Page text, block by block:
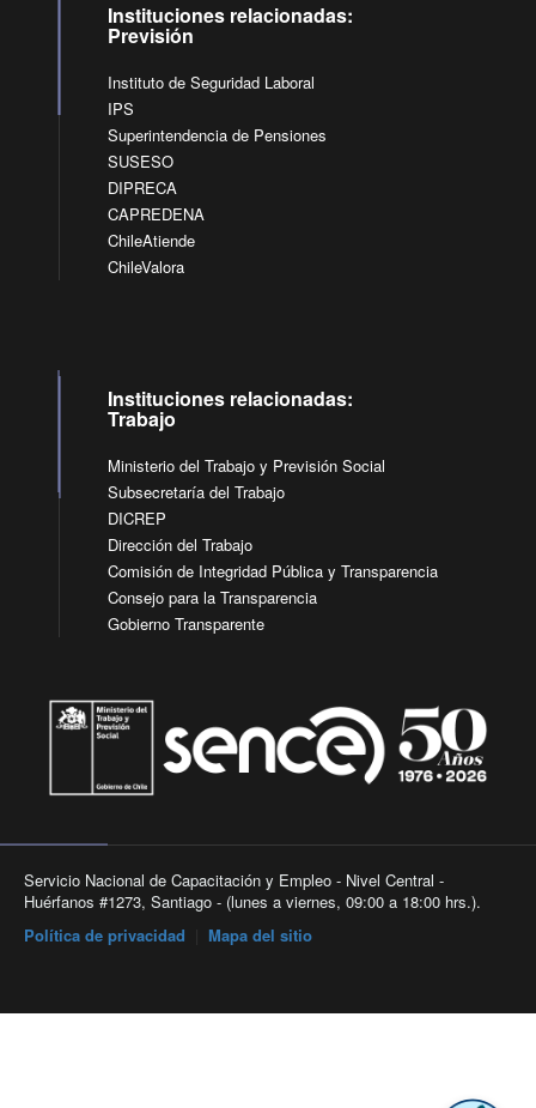
Instituciones relacionadas:
Previsión
Instituto de Seguridad Laboral
IPS
Superintendencia de Pensiones
SUSESO
DIPRECA
CAPREDENA
ChileAtiende
ChileValora
Instituciones relacionadas:
Trabajo
Ministerio del Trabajo y Previsión Social
Subsecretaría del Trabajo
DICREP
Dirección del Trabajo
Comisión de Integridad Pública y Transparencia
Consejo para la Transparencia
Gobierno Transparente
Servicio Nacional de Capacitación y Empleo - Nivel Central -
Huérfanos #1273, Santiago - (lunes a viernes, 09:00 a 18:00 hrs.).
Política de privacidad
Mapa del sitio